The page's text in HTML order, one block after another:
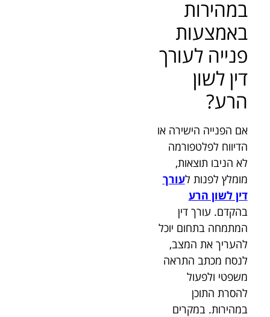
במהירות
באמצעות
פנייה לעורך
דין לשון
הרע?
אם הפנייה הישירה או
הדיווח לפלטפורמה
לא הניבו תוצאות,
מומלץ לפנות לעורך
דין לשון הרע
בהקדם. עורך דין
המתמחה בתחום יוכל
להעריך את המצב,
לנסח מכתב התראה
משפטי ולפעול
להסרת התוכן
במהירות. במקרים